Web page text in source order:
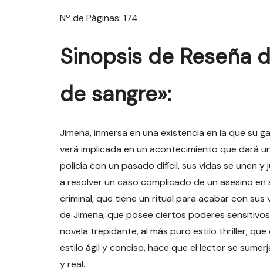
Nº de Páginas: 174
Sinopsis de Reseña
de sangre»:
Jimena, inmersa en una existencia en la que su
verá implicada en un acontecimiento que dará
policía con un pasado difícil, sus vidas se unen
a resolver un caso complicado de un asesino
criminal, que tiene un ritual para acabar con
de Jimena, que posee ciertos poderes
novela trepidante, al más puro estilo thriller,
estilo ágil y conciso, hace que el lector se
y real.